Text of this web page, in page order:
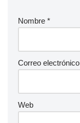
Nombre *
Correo electrónico
Web